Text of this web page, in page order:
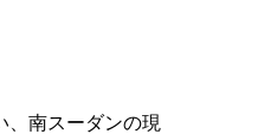
南スーダンの現